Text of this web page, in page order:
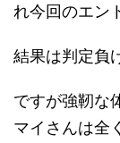
れ今回のエン
結果は判定負
ですが強靭な
マイさんは全